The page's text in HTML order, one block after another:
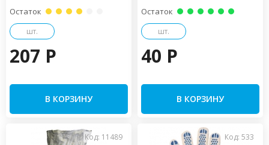
Остаток
шт.
207 P
В КОРЗИНУ
Остаток
шт.
40 P
В КОРЗИНУ
Код: 11489 Код: 533